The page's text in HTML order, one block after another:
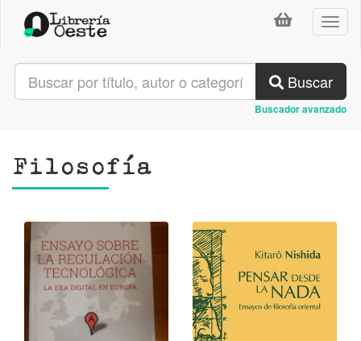
Buscar
Buscador avanzado
Filosofía